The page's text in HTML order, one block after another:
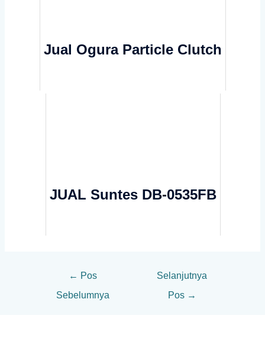
Jual Ogura Particle Clutch
JUAL Suntes DB-0535FB
← Pos
Sebelumnya
Selanjutnya
Pos →